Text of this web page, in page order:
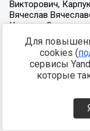
Для
cookies (
сервисы
которые